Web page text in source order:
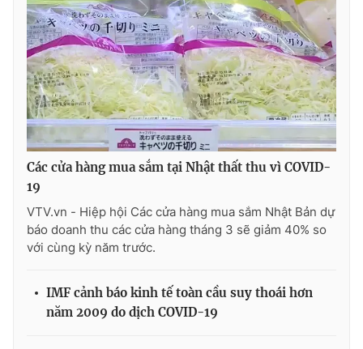
Các cửa hàng mua sắm tại Nhật thất thu vì COVID-
19
VTV.vn - Hiệp hội Các cửa hàng mua sắm Nhật Bản dự
báo doanh thu các cửa hàng tháng 3 sẽ giảm 40% so
với cùng kỳ năm trước.
IMF cảnh báo kinh tế toàn cầu suy thoái hơn
năm 2009 do dịch COVID-19